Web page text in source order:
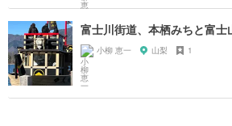
富士川街道、本栖みちと富士
小柳 恵一 山梨 1